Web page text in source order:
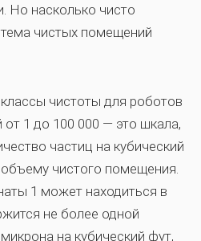
Но насколько чисто
чистых помещений
чистоты для роботов
1 до 100 000 — это шкала,
частиц на кубический
чистого помещения.
1 может находиться в
не более одной
на кубический фут,